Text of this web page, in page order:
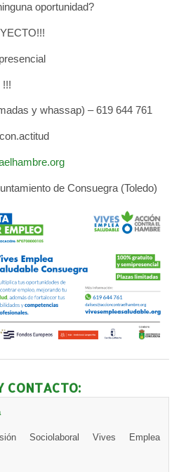
oportunidad?
!!!
y whassap) – 619 644 761
de Consuegra (Toledo)
CONTACTO:
Sociolaboral Vives Emplea